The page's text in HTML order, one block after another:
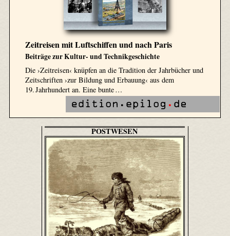
Zeitreisen mit Luftschiffen und nach Paris
Beiträge zur Kultur- und Technikgeschichte
Die ›Zeitreisen‹ knüpfen an die Tradition der Jahrbücher und
Zeitschriften ›zur Bildung und Erbauung‹ aus dem
19. Jahrhundert an. Eine bunte …
POSTWESEN